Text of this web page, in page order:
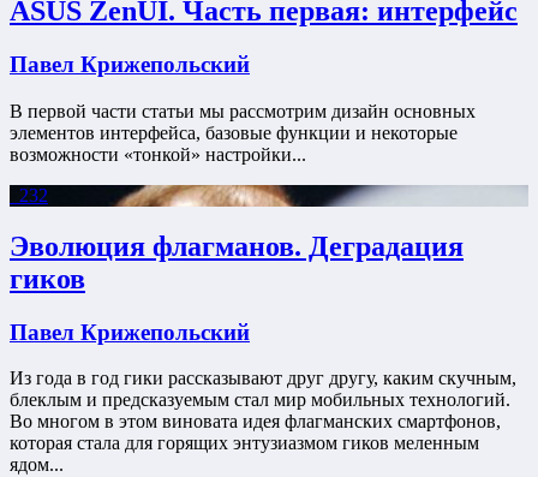
ASUS ZenUI. Часть первая: интерфейс
Павел Крижепольский
В первой части статьи мы рассмотрим дизайн основных
элементов интерфейса, базовые функции и некоторые
возможности «тонкой» настройки...
232
Эволюция флагманов. Деградация
гиков
Павел Крижепольский
Из года в год гики рассказывают друг другу, каким скучным,
блеклым и предсказуемым стал мир мобильных технологий.
Во многом в этом виновата идея флагманских смартфонов,
которая стала для горящих энтузиазмом гиков меленным
ядом...